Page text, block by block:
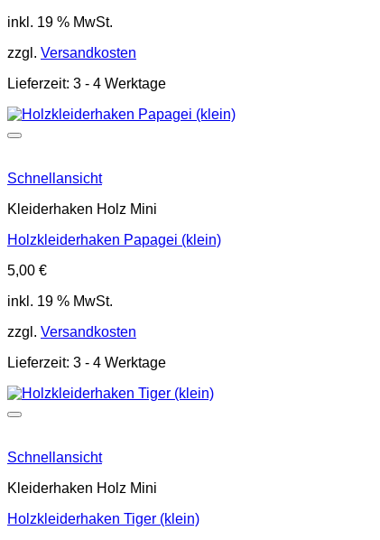
inkl. 19 % MwSt.
zzgl. Versandkosten
Lieferzeit: 3 - 4 Werktage
Schnellansicht
Kleiderhaken Holz Mini
Holzkleiderhaken Papagei (klein)
5,00 €
inkl. 19 % MwSt.
zzgl. Versandkosten
Lieferzeit: 3 - 4 Werktage
Schnellansicht
Kleiderhaken Holz Mini
Holzkleiderhaken Tiger (klein)